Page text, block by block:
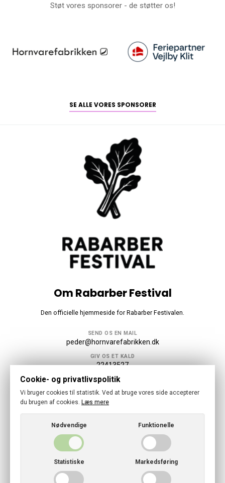
Støt vores sponsorer - de støtter os!
SE ALLE VORES SPONSORER
Om Rabarber Festival
Den officielle hjemmeside for Rabarber Festivalen.
SEND OS EN MAIL
peder@hornvarefabrikken.dk
GIV OS ET KALD
22413527
Følg os
© 2026 · Rabarber Festival
Cookies- og privatlivspolitik
Cookie- og privatlivspolitik
Vi bruger cookies til statistik. Ved at bruge vores side accepterer
du brugen af cookies. Læs mere
Nødvendige Funktionelle
Statistiske Markedsføring